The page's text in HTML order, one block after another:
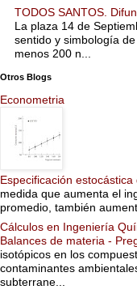
TODOS SANTOS.
La plaza 14 de
sentido y simbología
menos 200 n...
Otros Blogs
Econometria
Especificación estocástica
medida que aumenta el
promedio, también
Cálculos en Ingeniería
Balances de materia -
isotópicos en los
contaminantes
subterrane...